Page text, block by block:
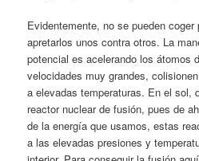
Evidentemente, no se pueden
apretarlos unos contra otros. La
potencial es acelerando los átomos
velocidades muy grandes,
a elevadas temperaturas. En el sol,
reactor nuclear de fusión, pues de
de la energía que usamos, estas
a las elevadas presiones y